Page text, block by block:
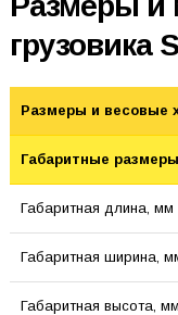
грузовика
Размеры и весовые
Габаритные размеры
Габаритная длина, мм
Габаритная ширина,
Габаритная высота, мм